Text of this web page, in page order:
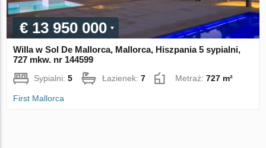
€ 13 950 000
Willa w Sol De Mallorca, Mallorca, Hiszpania 5 sypialni,
727 mkw. nr 144599
Sypialni:5 Łazienek:7 Metraż:727 m²
First Mallorca